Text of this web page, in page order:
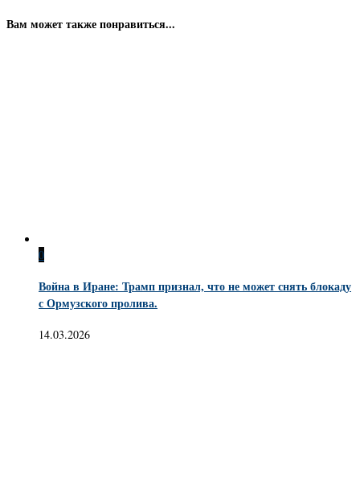
Вам может также понравиться...
0
Война в Иране: Трамп признал, что не может снять блокаду
с Ормузского пролива.
14.03.2026